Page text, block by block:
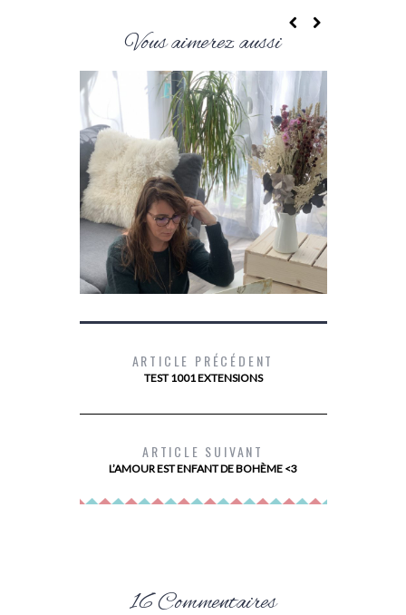
Vous aimerez aussi
DEVENIR PROPRIÉTAIRE AVEC PRIMMÉA
ARTICLE PRÉCÉDENT
TEST 1001 EXTENSIONS
ARTICLE SUIVANT
L’AMOUR EST ENFANT DE BOHÈME <3
16 Commentaires